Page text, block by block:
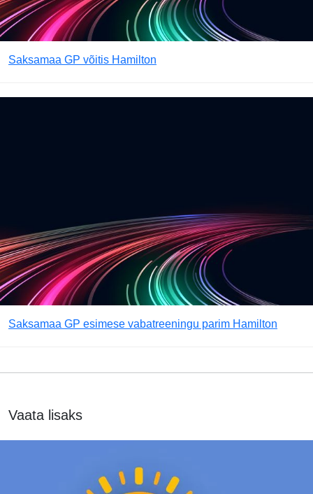
Saksamaa GP võitis Hamilton
Saksamaa GP esimese vabatreeningu parim Hamilton
Vaata lisaks